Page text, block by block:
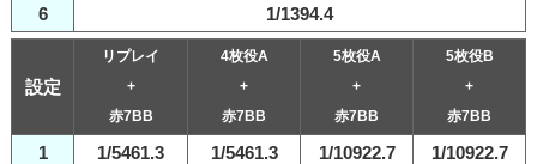
6
1/1394.4
設定
リプレイ
+
赤7BB
4枚役A
+
赤7BB
5枚役A
+
赤7BB
5枚役B
+
赤7BB
1 1/5461.3 1/5461.3 1/10922.7
1/10922.7